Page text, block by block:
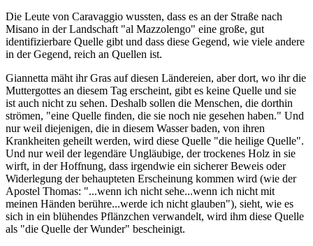
Die Leute von Caravaggio wussten, dass es an der Straße nach
Misano in der Landschaft "al Mazzolengo" eine große, gut
identifizierbare Quelle gibt und dass diese Gegend, wie viele andere
in der Gegend, reich an Quellen ist.
Giannetta mäht ihr Gras auf diesen Ländereien, aber dort, wo ihr die
Muttergottes an diesem Tag erscheint, gibt es keine Quelle und sie
ist auch nicht zu sehen. Deshalb sollen die Menschen, die dorthin
strömen, "eine Quelle finden, die sie noch nie gesehen haben." Und
nur weil diejenigen, die in diesem Wasser baden, von ihren
Krankheiten geheilt werden, wird diese Quelle "die heilige Quelle".
Und nur weil der legendäre Ungläubige, der trockenes Holz in sie
wirft, in der Hoffnung, dass irgendwie ein sicherer Beweis oder
Widerlegung der behaupteten Erscheinung kommen wird (wie der
Apostel Thomas: "...wenn ich nicht sehe...wenn ich nicht mit
meinen Händen berühre...werde ich nicht glauben"), sieht, wie es
sich in ein blühendes Pflänzchen verwandelt, wird ihm diese Quelle
als "die Quelle der Wunder" bescheinigt.